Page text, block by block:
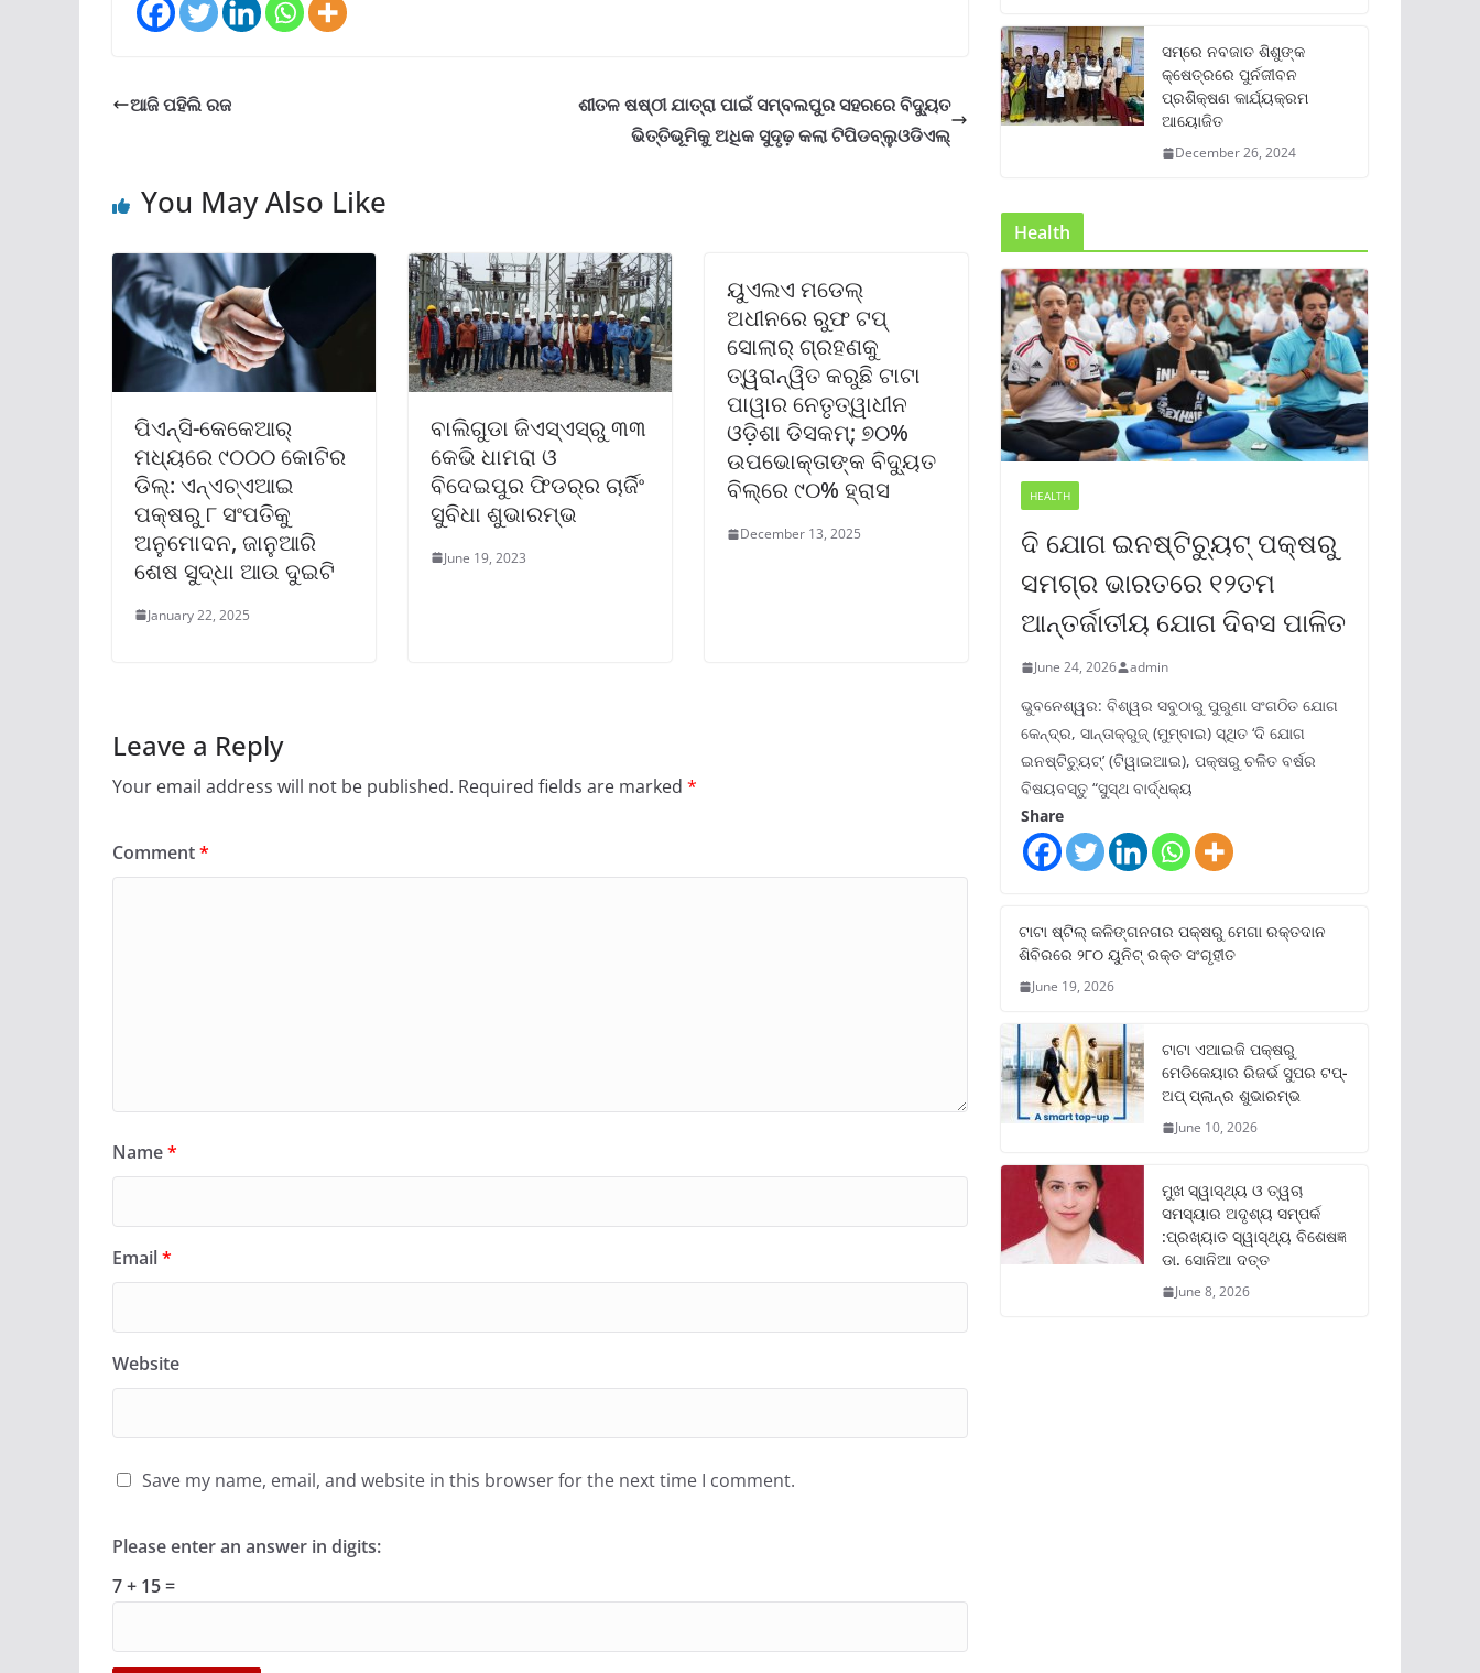
ଆଜି ପହିଲି ରଜ
ଶୀତଳ ଷଷ୍ଠୀ ଯାତ୍ରା ପାଇଁ ସମ୍ବଲପୁର ସହରରେ ବିଦ୍ୟୁତ
ଭିତ୍ତିଭୂମିକୁ ଅଧିକ ସୁଦୃଢ଼ କଲା ଟିପିଡବ୍ଲୁଓଡିଏଲ୍
You May Also Like
ପିଏନ୍‌ସି-କେକେଆର୍
ମଧ୍ୟରେ ୯୦୦୦ କୋଟିର
ଡିଲ୍‌: ଏନ୍‌ଏଚ୍‌ଏଆଇ
ପକ୍ଷରୁ ୮ ସଂପତିକୁ
ଅନୁମୋଦନ, ଜାନୁଆରି
ଶେଷ ସୁଦ୍ଧା ଆଉ ଦୁଇଟି
January 22, 2025
ବାଲିଗୁଡା ଜିଏସ୍‌ଏସ୍‌ରୁ ୩୩
କେଭି ଧାମରା ଓ
ବିଦେଇପୁର ଫିଡର୍‌ର ଚାର୍ଜିଂ
ସୁବିଧା ଶୁଭାରମ୍ଭ
June 19, 2023
ୟୁଏଲଏ ମଡେଲ୍
ଅଧୀନରେ ରୁଫ ଟପ୍
ସୋଲାର୍ ଗ୍ରହଣକୁ
ତ୍ୱରାନ୍ୱିତ କରୁଛି ଟାଟା
ପାୱାର ନେତୃତ୍ୱାଧୀନ
ଓଡ଼ିଶା ଡିସକମ୍‌; ୭୦%
ଉପଭୋକ୍ତାଙ୍କ ବିଦ୍ୟୁତ
ବିଲ୍‌ରେ ୯୦% ହ୍ରାସ
December 13, 2025
Leave a Reply
Your email address will not be published. Required fields are marked *
Comment*
Name*
Email*
Website
Save my name, email, and website in this browser for the next time I comment.
Please enter an answer in digits:
7 + 15 =
ସମ୍‌ରେ ନବଜାତ ଶିଶୁଙ୍କ
କ୍ଷେତ୍ରରେ ପୁର୍ନଜୀବନ
ପ୍ରଶିକ୍ଷଣ କାର୍ଯ୍ୟକ୍ରମ
ଆୟୋଜିତ
December 26, 2024
Health
HEALTH
ଦି ଯୋଗ ଇନଷ୍ଟିଚ୍ୟୁଟ୍ ପକ୍ଷରୁ
ସମଗ୍ର ଭାରତରେ ୧୨ତମ
ଆନ୍ତର୍ଜାତୀୟ ଯୋଗ ଦିବସ ପାଳିତ
June 24, 2026 admin
ଭୁବନେଶ୍ୱର: ବିଶ୍ୱର ସବୁଠାରୁ ପୁରୁଣା ସଂଗଠିତ ଯୋଗ
କେନ୍ଦ୍ର, ସାନ୍ତାକ୍ରୁଜ୍ (ମୁମ୍ବାଇ) ସ୍ଥିତ ‘ଦି ଯୋଗ
ଇନଷ୍ଟିଚ୍ୟୁଟ୍‌’ (ଟିୱାଇଆଇ), ପକ୍ଷରୁ ଚଳିତ ବର୍ଷର
ବିଷୟବସ୍ତୁ “ସୁସ୍ଥ ବାର୍ଦ୍ଧକ୍ୟ
Share
ଟାଟା ଷ୍ଟିଲ୍‌ କଳିଙ୍ଗନଗର ପକ୍ଷରୁ ମେଗା ରକ୍ତଦାନ
ଶିବିରରେ ୨୮୦ ୟୁନିଟ୍‌ ରକ୍ତ ସଂଗୃହୀତ
June 19, 2026
ଟାଟା ଏଆଇଜି ପକ୍ଷରୁ
ମେଡିକେୟାର ରିଜର୍ଭ ସୁପର ଟପ୍‌-
ଅପ୍ ପ୍ଲାନ୍‌ର ଶୁଭାରମ୍ଭ
June 10, 2026
ମୁଖ ସ୍ୱାସ୍ଥ୍ୟ ଓ ତ୍ୱଚା
ସମସ୍ୟାର ଅଦୃଶ୍ୟ ସମ୍ପର୍କ
:ପ୍ରଖ୍ୟାତ ସ୍ୱାସ୍ଥ୍ୟ ବିଶେଷଜ୍ଞ
ଡା. ସୋନିଆ ଦତ୍ତ
June 8, 2026